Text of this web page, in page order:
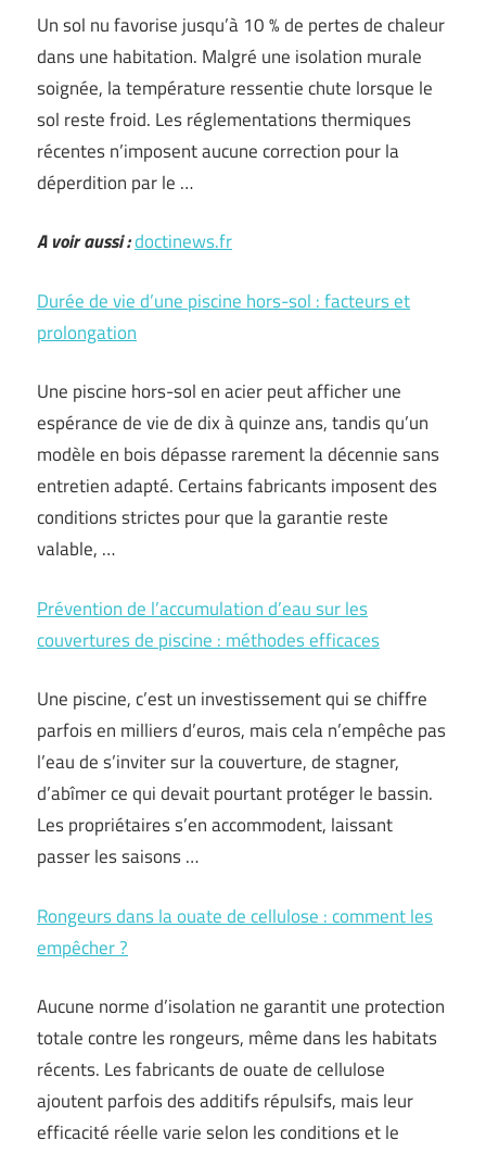
Un sol nu favorise jusqu’à 10 % de pertes de chaleur
dans une habitation. Malgré une isolation murale
soignée, la température ressentie chute lorsque le
sol reste froid. Les réglementations thermiques
récentes n’imposent aucune correction pour la
déperdition par le …
A voir aussi :doctinews.fr
Durée de vie d’une piscine hors-sol : facteurs et
prolongation
Une piscine hors-sol en acier peut afficher une
espérance de vie de dix à quinze ans, tandis qu’un
modèle en bois dépasse rarement la décennie sans
entretien adapté. Certains fabricants imposent des
conditions strictes pour que la garantie reste
valable, …
Prévention de l’accumulation d’eau sur les
couvertures de piscine : méthodes efficaces
Une piscine, c’est un investissement qui se chiffre
parfois en milliers d’euros, mais cela n’empêche pas
l’eau de s’inviter sur la couverture, de stagner,
d’abîmer ce qui devait pourtant protéger le bassin.
Les propriétaires s’en accommodent, laissant
passer les saisons …
Rongeurs dans la ouate de cellulose : comment les
empêcher ?
Aucune norme d’isolation ne garantit une protection
totale contre les rongeurs, même dans les habitats
récents. Les fabricants de ouate de cellulose
ajoutent parfois des additifs répulsifs, mais leur
efficacité réelle varie selon les conditions et le